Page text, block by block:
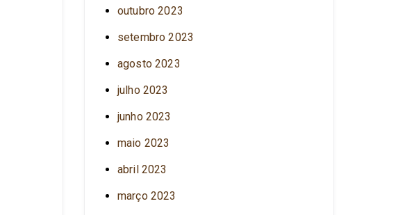
outubro 2023
setembro 2023
agosto 2023
julho 2023
junho 2023
maio 2023
abril 2023
março 2023